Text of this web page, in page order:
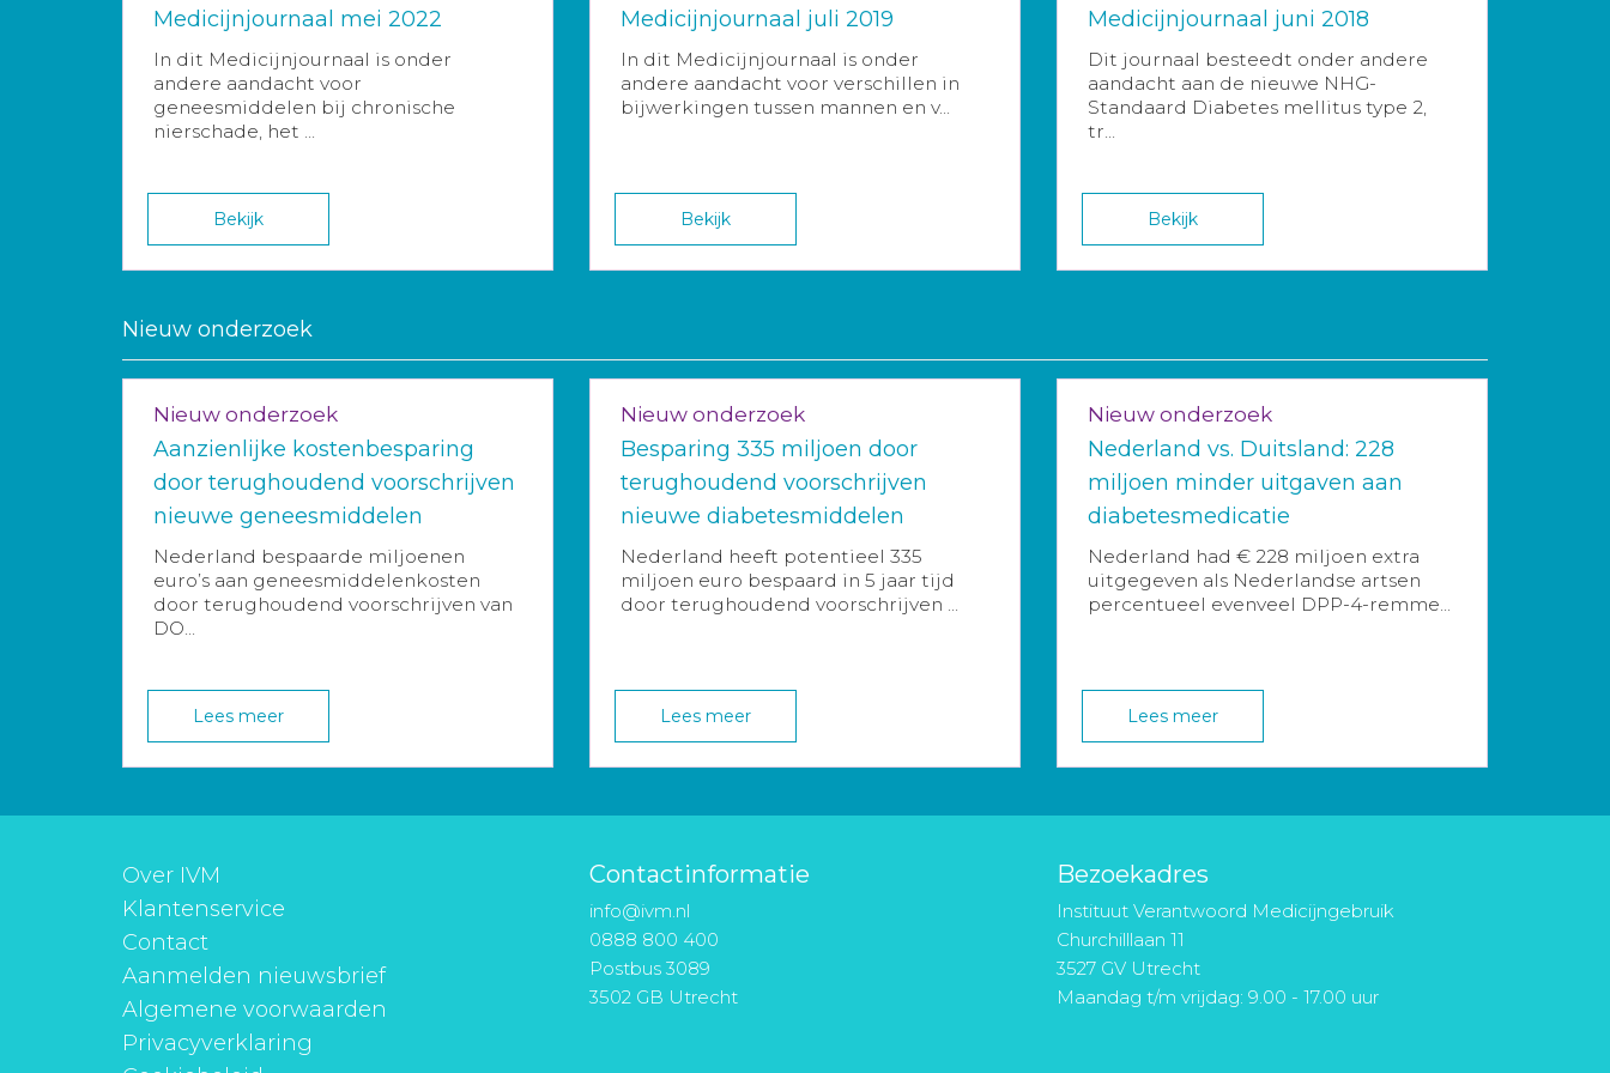
Medicijnjournaal mei 2022
In dit Medicijnjournaal is onder
andere aandacht voor
geneesmiddelen bij chronische
nierschade, het ...
Bekijk
Medicijnjournaal juli 2019
In dit Medicijnjournaal is onder
andere aandacht voor verschillen in
bijwerkingen tussen mannen en v...
Bekijk
Medicijnjournaal juni 2018
Dit journaal besteedt onder andere
aandacht aan de nieuwe NHG-
Standaard Diabetes mellitus type 2,
tr...
Bekijk
Nieuw onderzoek
Nieuw onderzoek
Aanzienlijke kostenbesparing
door terughoudend voorschrijven
nieuwe geneesmiddelen
Nederland bespaarde miljoenen
euro’s aan geneesmiddelenkosten
door terughoudend voorschrijven van
DO...
Lees meer
Nieuw onderzoek
Besparing 335 miljoen door
terughoudend voorschrijven
nieuwe diabetesmiddelen
Nederland heeft potentieel 335
miljoen euro bespaard in 5 jaar tijd
door terughoudend voorschrijven ...
Lees meer
Nieuw onderzoek
Nederland vs. Duitsland: 228
miljoen minder uitgaven aan
diabetesmedicatie
Nederland had € 228 miljoen extra
uitgegeven als Nederlandse artsen
percentueel evenveel DPP-4-remme...
Lees meer
Over IVM
Klantenservice
Contact
Aanmelden nieuwsbrief
Algemene voorwaarden
Privacyverklaring
Contactinformatie
info@ivm.nl
0888 800 400
Postbus 3089
3502 GB Utrecht
Bezoekadres
Instituut Verantwoord Medicijngebruik
Churchilllaan 11
3527 GV Utrecht
Maandag t/m vrijdag: 9.00 - 17.00 uur